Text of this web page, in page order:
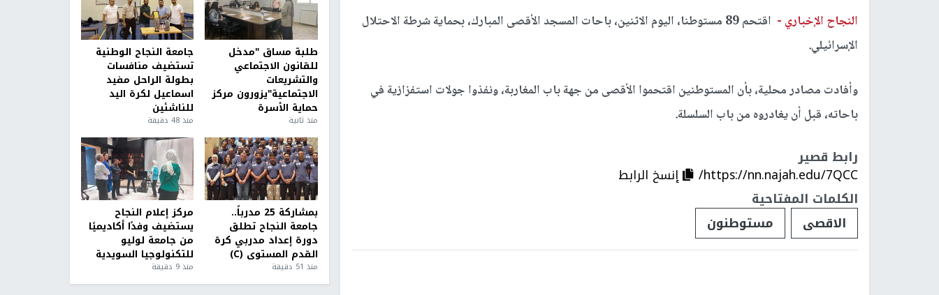
النجاح الإخباري -
اقتحم 89 مستوطنا، اليوم الاثنين، باحات المسجد الأقصى المبارك، بحماية شرطة الاحتلال
الإسرائيلي.
وأفادت مصادر محلية، بأن المستوطنين اقتحموا الأقصى من جهة باب المغاربة، ونفذوا جولات استفزازية في
باحاته، قبل أن يغادروه من باب السلسلة.
رابط قصير
https://nn.najah.edu/7QCC/
إنسخ الرابط
الكلمات المفتاحية
الاقصى
مستوطنون
طلبة مساق "مدخل
للقانون الاجتماعي
والتشريعات
الاجتماعية"يزورون مركز
حماية الأسرة
منذ ثانية
جامعة النجاح الوطنية
تستضيف منافسات
بطولة الراحل مفيد
اسماعيل لكرة اليد
للناشئين
منذ 48 دقيقة
بمشاركة 25 مدرباً..
جامعة النجاح تطلق
دورة إعداد مدربي كرة
القدم المستوى (C)
منذ 51 دقيقة
مركز إعلام النجاح
يستضيف وفدًا أكاديميًا
من جامعة لوليو
للتكنولوجيا السويدية
منذ 9 دقيقة